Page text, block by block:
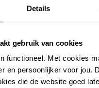
Details
gebruik van cookies
functioneel. Met cookies
en persoonlijker voor jou.
die de website goed